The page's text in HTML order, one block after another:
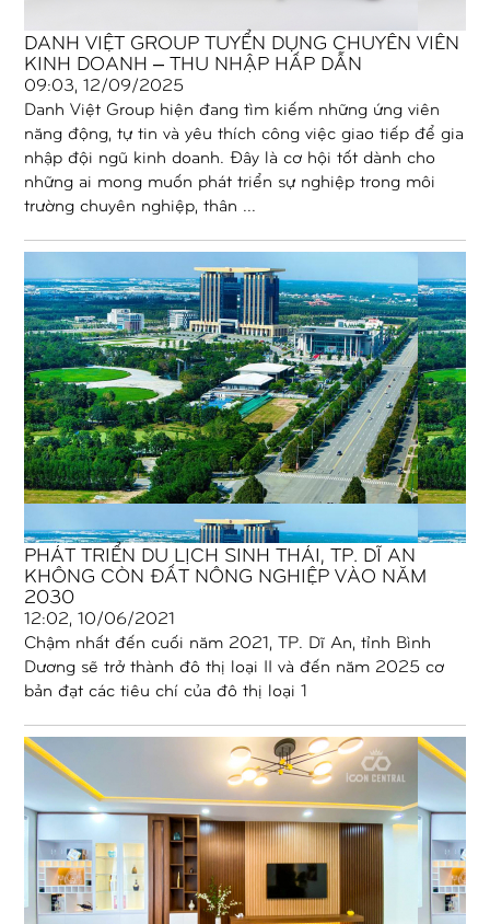
DANH VIỆT GROUP TUYỂN DỤNG CHUYÊN VIÊN
KINH DOANH – THU NHẬP HẤP DẪN
09:03, 12/09/2025
Danh Việt Group hiện đang tìm kiếm những ứng viên
năng động, tự tin và yêu thích công việc giao tiếp để gia
nhập đội ngũ kinh doanh. Đây là cơ hội tốt dành cho
những ai mong muốn phát triển sự nghiệp trong môi
trường chuyên nghiệp, thân ...
PHÁT TRIỂN DU LỊCH SINH THÁI, TP. DĨ AN
KHÔNG CÒN ĐẤT NÔNG NGHIỆP VÀO NĂM
2030
12:02, 10/06/2021
Chậm nhất đến cuối năm 2021, TP. Dĩ An, tỉnh Bình
Dương sẽ trở thành đô thị loại II và đến năm 2025 cơ
bản đạt các tiêu chí của đô thị loại 1